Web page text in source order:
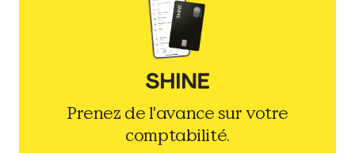
Prenez de l'avance sur votre
comptabilité.